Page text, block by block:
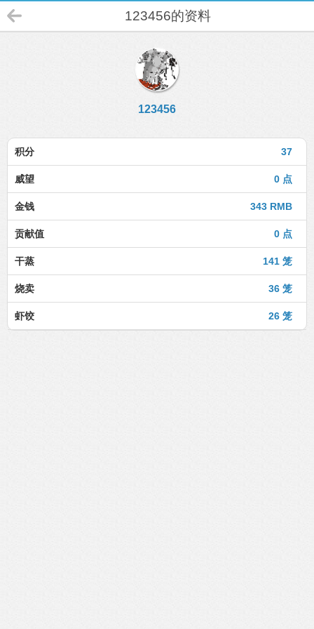
123456的资料
123456
37
积分
0 点
威望
343 RMB
金钱
0 点
贡献值
141 笼
干蒸
36 笼
烧卖
26 笼
虾饺